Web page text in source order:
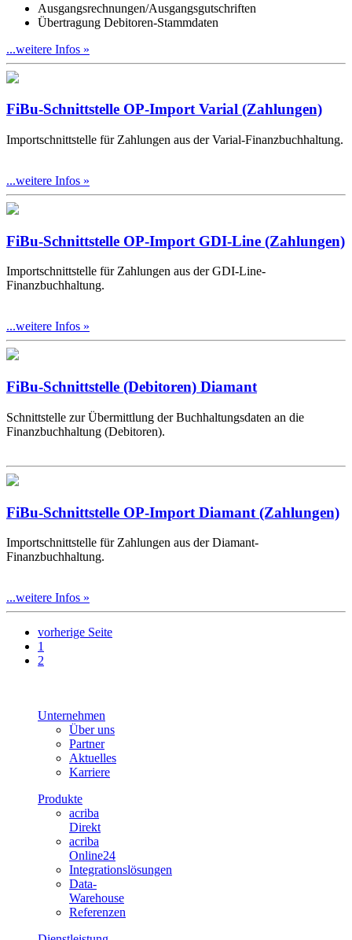
Ausgangsrechnungen/Ausgangsgutschriften
Übertragung Debitoren-Stammdaten
...weitere Infos »
FiBu-Schnittstelle OP-Import Varial (Zahlungen)
Importschnittstelle für Zahlungen aus der Varial-Finanzbuchhaltung.
...weitere Infos »
FiBu-Schnittstelle OP-Import GDI-Line (Zahlungen)
Importschnittstelle für Zahlungen aus der GDI-Line-
Finanzbuchhaltung.
...weitere Infos »
FiBu-Schnittstelle (Debitoren) Diamant
Schnittstelle zur Übermittlung der Buchhaltungsdaten an die
Finanzbuchhaltung (Debitoren).
FiBu-Schnittstelle OP-Import Diamant (Zahlungen)
Importschnittstelle für Zahlungen aus der Diamant-
Finanzbuchhaltung.
...weitere Infos »
vorherige Seite
1
2
Unternehmen
Über uns
Partner
Aktuelles
Karriere
Produkte
acriba
Direkt
acriba
Online24
Integrationslösungen
Data-
Warehouse
Referenzen